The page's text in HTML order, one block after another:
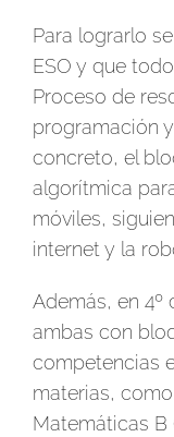
Para lograrlo
ESO y que
Proceso de
programación
concreto, el
algorítmica
móviles,
internet y la
Además, en
ambas con
competencias
materias, como
Matemáticas B